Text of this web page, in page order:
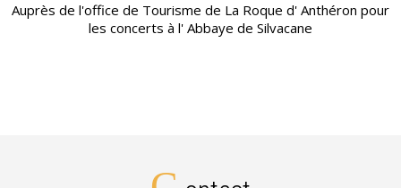
Auprès de l'office de Tourisme de La Roque d' Anthéron pour
les concerts à l' Abbaye de Silvacane